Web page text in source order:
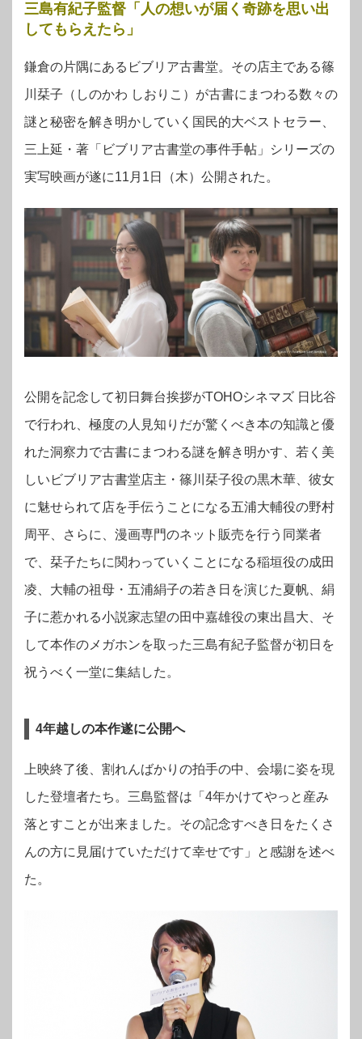
三島有紀子監督「人の想いが届く奇跡を思い出
してもらえたら」
鎌倉の片隅にあるビブリア古書堂。その店主である篠
川栞子（しのかわ しおりこ）が古書にまつわる数々の
謎と秘密を解き明かしていく国民的大ベストセラー、
三上延・著「ビブリア古書堂の事件手帖」シリーズの
実写映画が遂に11月1日（木）公開された。
公開を記念して初日舞台挨拶がTOHOシネマズ 日比谷
で行われ、極度の人見知りだが驚くべき本の知識と優
れた洞察力で古書にまつわる謎を解き明かす、若く美
しいビブリア古書堂店主・篠川栞子役の黒木華、彼女
に魅せられて店を手伝うことになる五浦大輔役の野村
周平、さらに、漫画専門のネット販売を行う同業者
で、栞子たちに関わっていくことになる稲垣役の成田
凌、大輔の祖母・五浦絹子の若き日を演じた夏帆、絹
子に惹かれる小説家志望の田中嘉雄役の東出昌大、そ
して本作のメガホンを取った三島有紀子監督が初日を
祝うべく一堂に集結した。
4年越しの本作遂に公開へ
上映終了後、割れんばかりの拍手の中、会場に姿を現
した登壇者たち。三島監督は「4年かけてやっと産み
落とすことが出来ました。その記念すべき日をたくさ
んの方に見届けていただけて幸せです」と感謝を述べ
た。